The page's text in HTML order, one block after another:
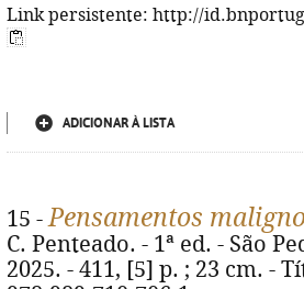
Link persistente: http://
ADICIONAR À LISTA
15 -Pensamentos
C. Penteado. - 1ª ed. - São
2025. - 411, [5] p. ; 23 cm. -